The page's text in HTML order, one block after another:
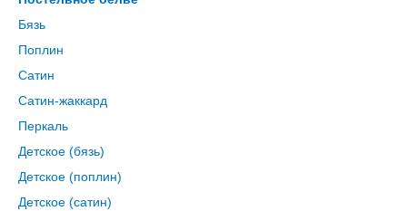
Бязь
Поплин
Сатин
Сатин-жаккард
Перкаль
Детское (бязь)
Детское (поплин)
Детское (сатин)